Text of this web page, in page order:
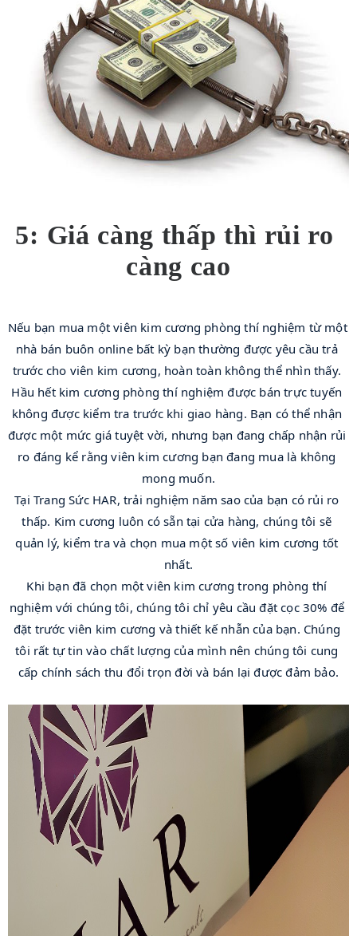
5: Giá càng thấp thì rủi ro
càng cao
Nếu bạn mua một viên kim cương phòng thí nghiệm từ một
nhà bán buôn online bất kỳ bạn thường được yêu cầu trả
trước cho viên kim cương, hoàn toàn không thể nhìn thấy.
Hầu hết kim cương phòng thí nghiệm được bán trực tuyến
không được kiểm tra trước khi giao hàng. Bạn có thể nhận
được một mức giá tuyệt vời, nhưng bạn đang chấp nhận rủi
ro đáng kể rằng viên kim cương bạn đang mua là không
mong muốn.
Tại Trang Sức HAR, trải nghiệm năm sao của bạn có rủi ro
thấp. Kim cương luôn có sẵn tại cửa hàng, chúng tôi sẽ
quản lý, kiểm tra và chọn mua một số viên kim cương tốt
nhất.
Khi bạn đã chọn một viên kim cương trong phòng thí
nghiệm với chúng tôi, chúng tôi chỉ yêu cầu đặt cọc 30% để
đặt trước viên kim cương và thiết kế nhẫn của bạn. Chúng
tôi rất tự tin vào chất lượng của mình nên chúng tôi cung
cấp chính sách thu đổi trọn đời và bán lại được đảm bảo.